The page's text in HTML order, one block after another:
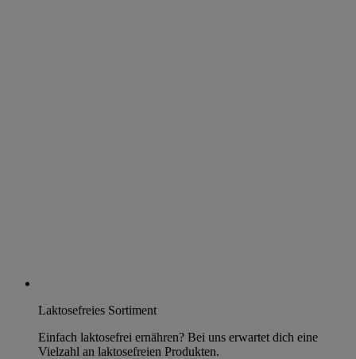
Laktosefreies Sortiment
Einfach laktosefrei ernähren? Bei uns erwartet dich eine
Vielzahl an laktosefreien Produkten.